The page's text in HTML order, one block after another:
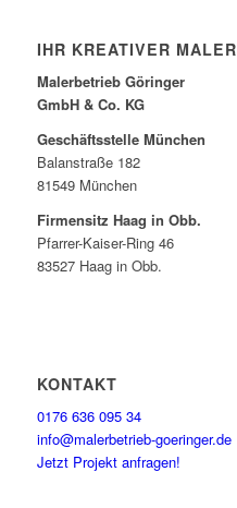
IHR KREATIVER MALER
Malerbetrieb Göringer
GmbH & Co. KG
Geschäftsstelle München
Balanstraße 182
81549 München
Firmensitz Haag in Obb.
Pfarrer-Kaiser-Ring 46
83527 Haag in Obb.
KONTAKT
0176 636 095 34
info@malerbetrieb-goeringer.de
Jetzt Projekt anfragen!